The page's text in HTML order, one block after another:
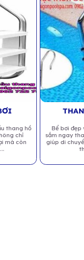
thang hồ
chỉ
mà còn
Bể bơi đẹp
sắm ngay
giúp di